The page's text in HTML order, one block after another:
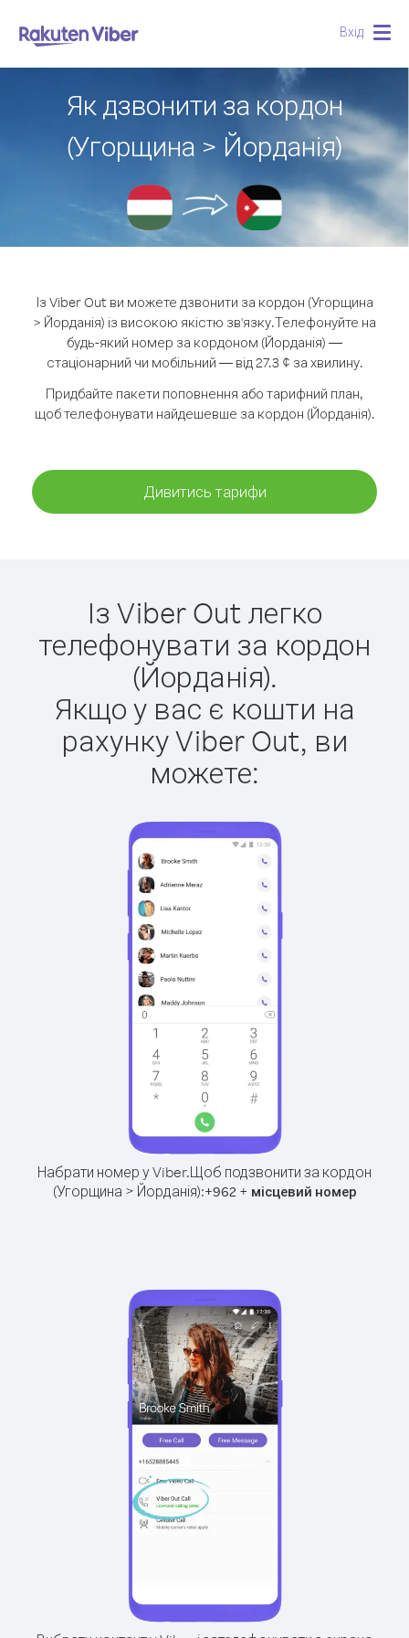
Вхід
Як дзвонити за кордон
(Угорщина > Йорданія)
Із Viber Out ви можете дзвонити за кордон (Угорщина
> Йорданія) із високою якістю зв'язку.Телефонуйте на
будь-який номер за кордоном (Йорданія) —
стаціонарний чи мобільний — від 27.3 ¢ за хвилину.
Придбайте пакети поповнення або тарифний план,
щоб телефонувати найдешевше за кордон (Йорданія).
Дивитись тарифи
Із Viber Out легко
телефонувати за кордон
(Йорданія).
Якщо у вас є кошти на
рахунку Viber Out, ви
можете:
Набрати номер у Viber.Щоб подзвонити за кордон
(Угорщина > Йорданія):+962+ місцевий номер